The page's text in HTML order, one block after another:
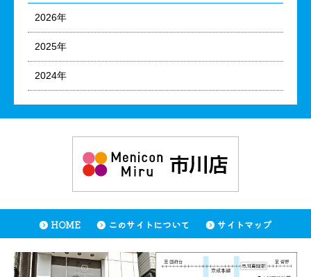
2026年
2025年
2024年
HOME このサイトについて サイトマップ